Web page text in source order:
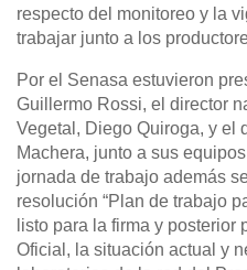
respecto del monitoreo y la
trabajar junto a los
Por el Senasa estuvieron
Guillermo Rossi, el director
Vegetal, Diego Quiroga, y el
Machera, junto a sus
jornada de trabajo además
resolución “Plan de trabajo
listo para la firma y
Oficial, la situación actual y